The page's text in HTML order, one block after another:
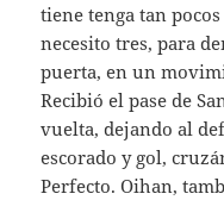
tiene tenga tan
necesito tres, para
puerta, en un
Recibió el pase de
vuelta, dejando al
escorado y gol,
Perfecto. Oihan,